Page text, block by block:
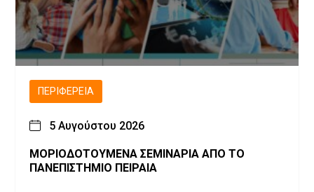
ΠΕΡΙΦΈΡΕΙΑ
5 Αυγούστου 2026
ΜΟΡΙΟΔΟΤΟΥΜΕΝΑ ΣΕΜΙΝΑΡΙΑ ΑΠΟ ΤΟ
ΠΑΝΕΠΙΣΤΗΜΙΟ ΠΕΙΡΑΙΑ